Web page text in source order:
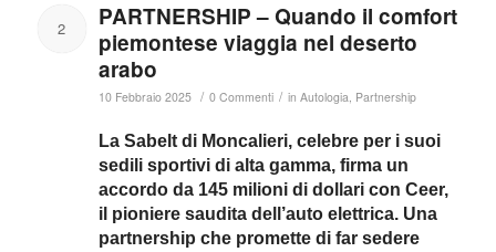
2
PARTNERSHIP – Quando il comfort
piemontese viaggia nel deserto
arabo
10 Febbraio 2025 / 0 Commenti / in Autologia, Partnership
La Sabelt di Moncalieri, celebre per i suoi
sedili sportivi di alta gamma, firma un
accordo da 145 milioni di dollari con Ceer,
il pioniere saudita dell’auto elettrica. Una
partnership che promette di far sedere